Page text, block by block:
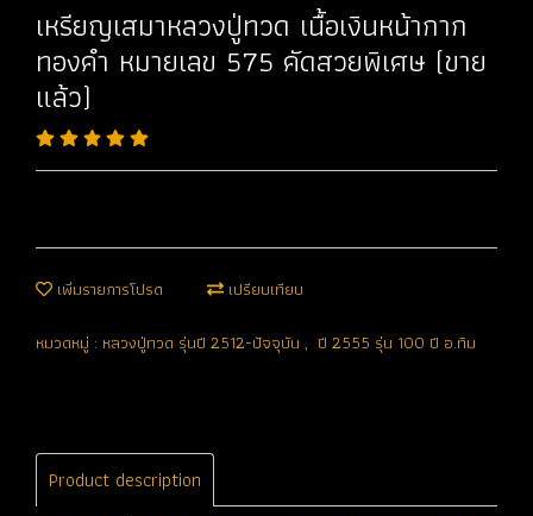
เหรียญเสมาหลวงปู่ทวด เนื้อเงินหน้ากาก
ทองคำ หมายเลข 575 คัดสวยพิเศษ (ขาย
แล้ว)
เพิ่มรายการโปรด เปรียบเทียบ
หมวดหมู่ : หลวงปู่ทวด รุ่นปี 2512-ปัจจุบัน , ปี 2555 รุ่น 100 ปี อ.ทิม
Product description